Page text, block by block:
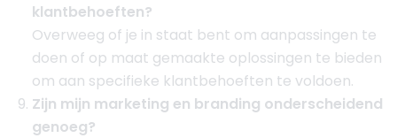
klantbehoeften?
Overweeg of je in staat bent om aanpassingen te
doen of op maat gemaakte oplossingen te bieden
om aan specifieke klantbehoeften te voldoen.
Zijn mijn marketing en branding onderscheidend
genoeg?